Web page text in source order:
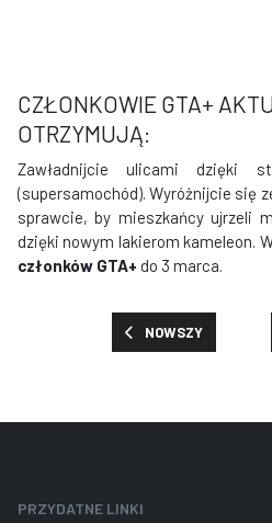
CZŁONKOWIE GTA+
OTRZYMUJĄ:
Zawładnijcie ulicami dzięki
(supersamochód). Wyróżnijcie się
sprawcie, by mieszkańcy ujrzeli
dzięki nowym lakierom kameleon.
członków GTA+ do 3 marca.
POPRZEDNIA
NOWSZY
PRZYDATNE LINKI